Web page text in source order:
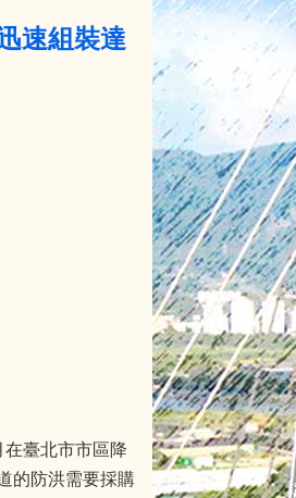
速組裝達
臺北市市區降
的防洪需要採購